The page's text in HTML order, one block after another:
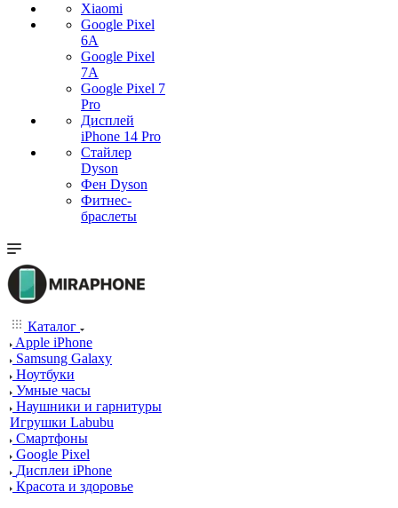
Xiaomi
Google Pixel
6A
Google Pixel
7А
Google Pixel 7
Pro
Дисплей
iPhone 14 Pro
Стайлер
Dyson
Фен Dyson
Фитнес-
браслеты
Каталог
Apple iPhone
Samsung Galaxy
Ноутбуки
Умные часы
Наушники и гарнитуры
Игрушки Labubu
Смартфоны
Google Pixel
Дисплеи iPhone
Красота и здоровье